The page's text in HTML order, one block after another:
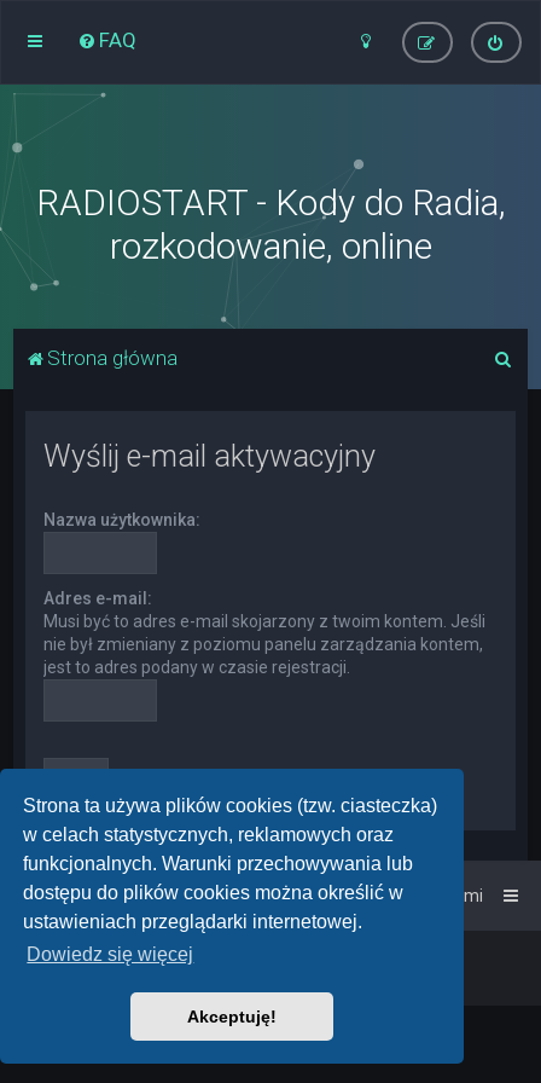
Strona ta używa plików cookies (tzw. ciasteczka)
w celach statystycznych, reklamowych oraz
funkcjonalnych. Warunki przechowywania lub
dostępu do plików cookies można określić w
ustawieniach przeglądarki internetowej.
Dowiedz się więcej
Akceptuję!
FAQ
RADIOSTART - Kody do Radia,
rozkodowanie, online
Strona główna
Wyślij e-mail aktywacyjny
Nazwa użytkownika:
Adres e-mail:
Musi być to adres e-mail skojarzony z twoim kontem. Jeśli
nie był zmieniany z poziomu panelu zarządzania kontem,
jest to adres podany w czasie rejestracji.
Strona główna Kontakt z nami
Powered byphpBB™• Design by